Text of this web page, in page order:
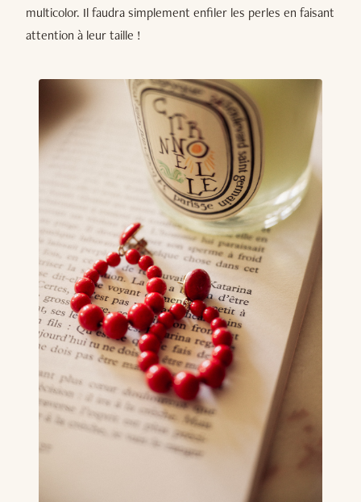
multicolor. Il faudra simplement enfiler les perles en faisant
attention à leur taille !